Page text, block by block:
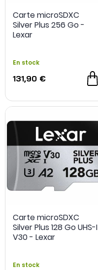
Carte microSDXC
Silver Plus 256 Go -
Lexar
En stock
131,90 €
Carte microSDXC
Silver Plus 128 Go UHS-I
V30 - Lexar
En stock